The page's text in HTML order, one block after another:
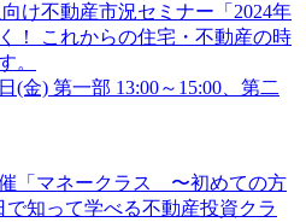
け不動産市況セミナー「2024年
！ これからの住宅・不動産の時
。
(金) 第一部 13:00～15:00、第二
「マネークラス 〜初めての方
知って学べる不動産投資クラ